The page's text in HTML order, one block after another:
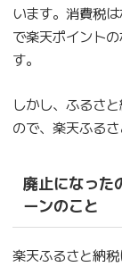
います。消費税
で楽天ポイント
す。
しかし、ふるさ
ので、楽天ふる
廃止になっ
ーンのこと
楽天ふるさと納